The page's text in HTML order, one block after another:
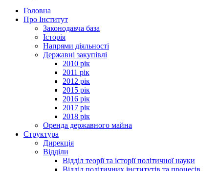
Головна
Про Інститут
Законодавча база
Історія
Напрями діяльності
Державні закупівлі
2010 рік
2011 рік
2012 рік
2015 рік
2016 рік
2017 рік
2018 рік
Оренда державного майна
Структура
Дирекція
Відділи
Відділ теорії та історії політичної науки
Відділ політичних інститутів та процесів